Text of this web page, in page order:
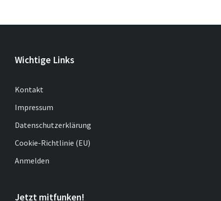
Wichtige Links
Kontakt
Impressum
Datenschutzerklärung
Cookie-Richtlinie (EU)
Anmelden
Jetzt mitfunken!